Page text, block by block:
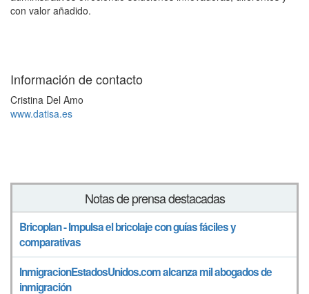
con valor añadido.
Información de contacto
Cristina Del Amo
www.datisa.es
Notas de prensa destacadas
Bricoplan - Impulsa el bricolaje con guías fáciles y
comparativas
InmigracionEstadosUnidos.com alcanza mil abogados de
inmigración